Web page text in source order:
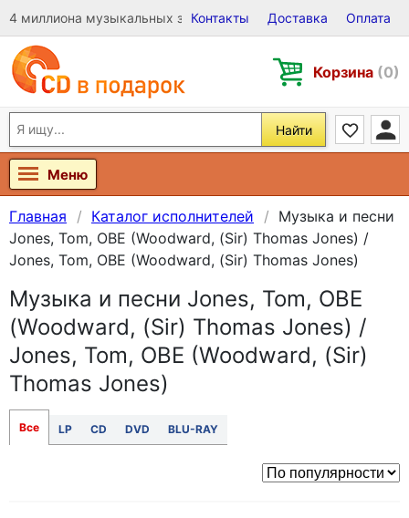
4 миллиона музыкальных записей на Виниле, CD и DVD
Контакты Доставка Оплата
Корзина (0)
Найти
Меню
Главная Каталог исполнителей
Музыка и песни
Jones, Tom, OBE (Woodward, (Sir) Thomas Jones) /
Jones, Tom, OBE (Woodward, (Sir) Thomas Jones)
Музыка и песни Jones, Tom, OBE
(Woodward, (Sir) Thomas Jones) /
Jones, Tom, OBE (Woodward, (Sir)
Thomas Jones)
Все LP CD DVD BLU-RAY